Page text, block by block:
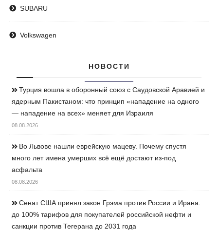
SUBARU
Volkswagen
НОВОСТИ
Турция вошла в оборонный союз с Саудовской Аравией и
ядерным Пакистаном: что принцип «нападение на одного
— нападение на всех» меняет для Израиля
08.08.2026
Во Львове нашли еврейскую мацеву. Почему спустя
много лет имена умерших всё ещё достают из-под
асфальта
08.08.2026
Сенат США принял закон Грэма против России и Ирана:
до 100% тарифов для покупателей российской нефти и
санкции против Тегерана до 2031 года